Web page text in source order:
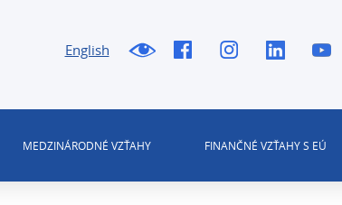
English
MEDZINÁRODNÉ VZŤAHY FINANČNÉ VZŤAHY S EÚ